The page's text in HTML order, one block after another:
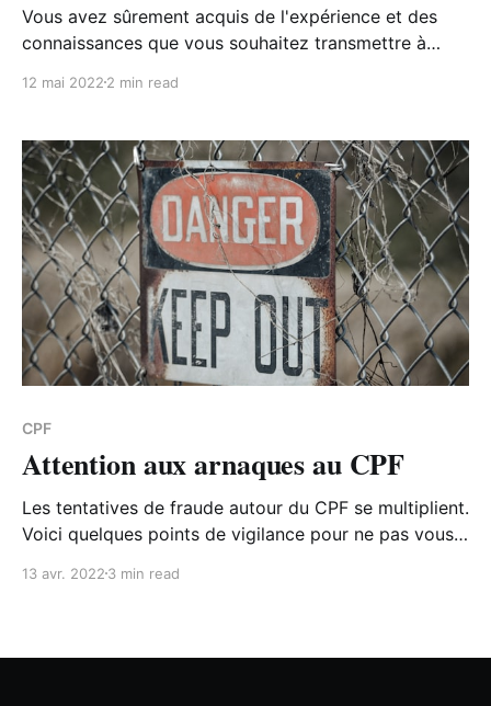
Vous avez sûrement acquis de l'expérience et des
connaissances que vous souhaitez transmettre à
devenir formateur indépendant. Mais attention, il
administratives pour pouvoir facturer des formations
professionnelles. Déclarer son activité de formateur
Pour donner des
12 mai 2022 2 min read
CPF
Attention aux arnaques au CPF
Les tentatives de fraude autour du CPF se multiplient.
Voici quelques points de vigilance pour ne pas vous
13 avr. 2022 3 min read